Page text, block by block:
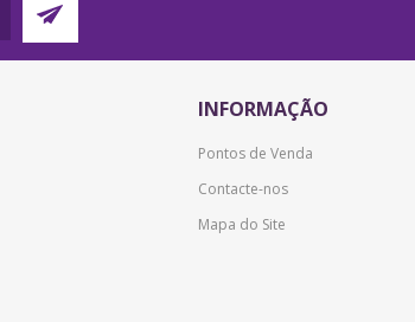
INFORMAÇÃO
Pontos de Venda
Contacte-nos
Mapa do Site